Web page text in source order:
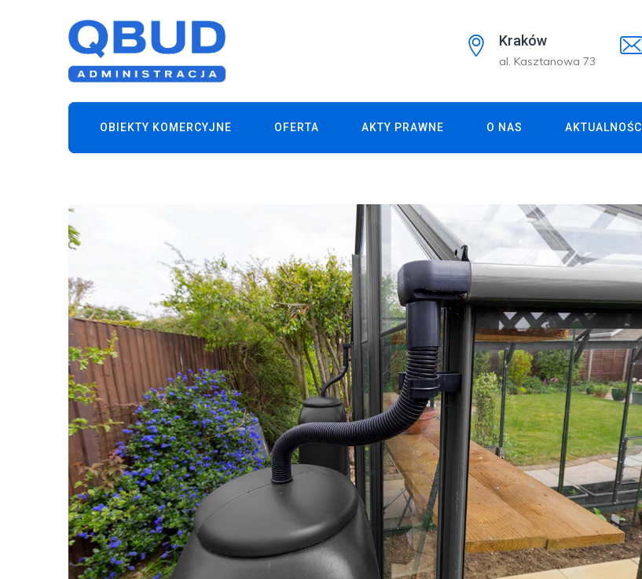
Kraków
al. Kasztanowa 73
OBIEKTY KOMERCYJNE OFERTA AKTY PRAWNE O NAS AKTUALNOŚCI